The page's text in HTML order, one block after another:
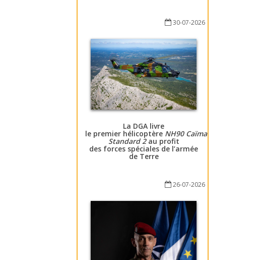
30-07-2026
La DGA livre
le premier hélicoptère NH90 Caïman
Standard 2au profit
des forces spéciales de l’armée
de Terre
26-07-2026